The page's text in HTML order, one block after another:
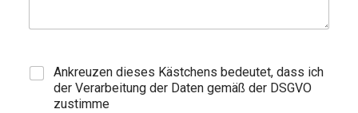
Ankreuzen dieses Kästchens bedeutet, dass ich
der Verarbeitung der Daten gemäß der DSGVO
zustimme